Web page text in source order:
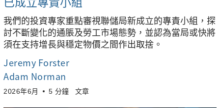
我們的投資專家重點審視聯儲局新成立的專責小組，探
討不斷變化的通脹及勞工市場態勢，並認為當局或快將
須在支持增長與穩定物價之間作出取捨。
Jeremy Forster
Adam Norman
2026年6月 5 分鐘 文章